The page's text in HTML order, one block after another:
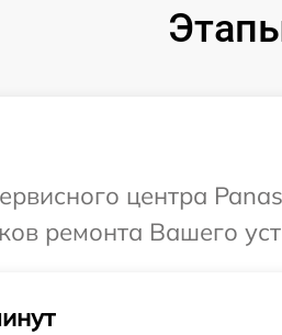
центра
ремонта Вашего